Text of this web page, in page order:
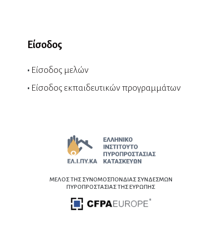
Είσοδος
• Είσοδος μελών
• Είσοδος εκπαιδευτικών προγραμμάτων
ΜΕΛΟΣ ΤΗΣ ΣΥΝΟΜΟΣΠΟΝΔΙΑΣ ΣΥΝΔΕΣΜΩΝ
ΠΥΡΟΠΡΟΣΤΑΣΙΑΣ ΤΗΣ ΕΥΡΩΠΗΣ